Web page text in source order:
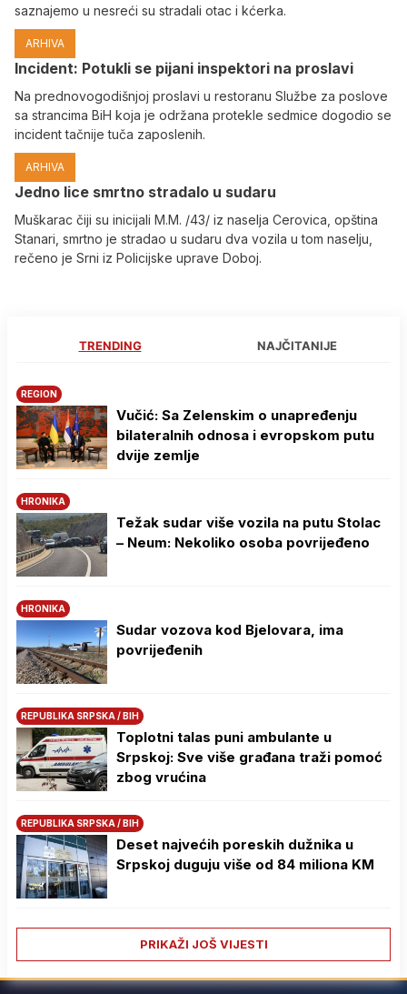
saznajemo u nesreći su stradali otac i kćerka.
ARHIVA
Incident: Potukli se pijani inspektori na proslavi
Na prednovogodišnjoj proslavi u restoranu Službe za poslove
sa strancima BiH koja je održana protekle sedmice dogodio se
incident tačnije tuča zaposlenih.
ARHIVA
Јedno lice smrtno stradalo u sudaru
Muškarac čiji su inicijali M.M. /43/ iz naselja Cerovica, opština
Stanari, smrtno je stradao u sudaru dva vozila u tom naselju,
rečeno je Srni iz Policijske uprave Doboj.
TRENDING NAJČITANIJE
REGION
Vučić: Sa Zelenskim o unapređenju
bilateralnih odnosa i evropskom putu
dvije zemlje
HRONIKA
Težak sudar više vozila na putu Stolac
– Neum: Nekoliko osoba povrijeđeno
HRONIKA
Sudar vozova kod Bjelovara, ima
povrijeđenih
REPUBLIKA SRPSKA / BIH
Toplotni talas puni ambulante u
Srpskoj: Sve više građana traži pomoć
zbog vrućina
REPUBLIKA SRPSKA / BIH
Deset najvećih poreskih dužnika u
Srpskoj duguju više od 84 miliona KM
PRIKAŽI JOŠ VIJESTI